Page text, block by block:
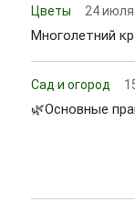
Цветы 24 июля
Многолетний
Сад и огород
🌿Основные